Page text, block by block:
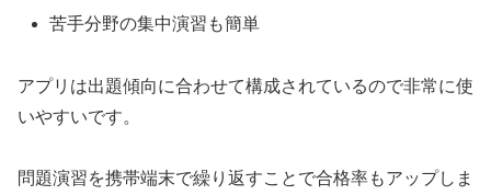
苦手分野の集中演習も簡単
アプリは出題傾向に合わせて構成されているので非常に使
いやすいです。
問題演習を携帯端末で繰り返すことで合格率もアップしま